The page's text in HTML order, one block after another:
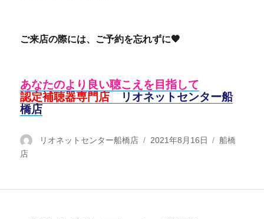
ご来店の際には、ご予約を忘れずに🧡
あなたのより良い聴こえを目指して
認定補聴器専門店
リオネットセンター船
橋店
投
リオネットセンター船橋店
投
2021年8月16日
カ
船橋
店